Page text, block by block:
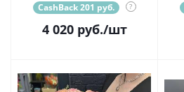
CashBack 201 руб. ?
4 020руб./шт